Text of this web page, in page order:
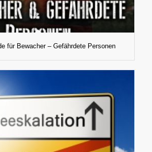
für Bewacher – Gefährdete Personen